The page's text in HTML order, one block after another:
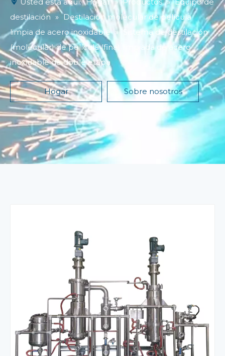
destilación »
Destilación molecular de película
limpia de acero inoxidable » Sistema de destilación
(molecular) de película (fina) limpiada de acero
inoxidable de doble etapa
Hogar Sobre nosotros